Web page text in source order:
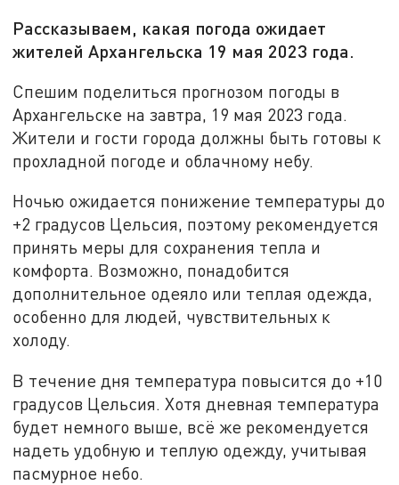
Рассказываем, какая погода ожидает
жителей Архангельска 19 мая 2023 года.
Спешим поделиться прогнозом погоды в
Архангельске на завтра, 19 мая 2023 года.
Жители и гости города должны быть готовы к
прохладной погоде и облачному небу.
Ночью ожидается понижение температуры до
+2 градусов Цельсия, поэтому рекомендуется
принять меры для сохранения тепла и
комфорта. Возможно, понадобится
дополнительное одеяло или теплая одежда,
особенно для людей, чувствительных к
холоду.
В течение дня температура повысится до +10
градусов Цельсия. Хотя дневная температура
будет немного выше, всё же рекомендуется
надеть удобную и теплую одежду, учитывая
пасмурное небо.